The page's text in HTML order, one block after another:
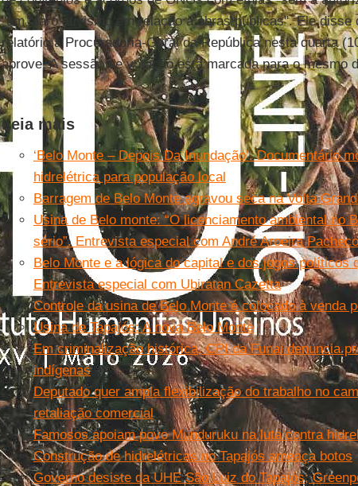
"um claro ativismo em relação a obras públicas". Ele disse
relatório à Procuradoria-Geral da República nesta quarta
aprove. A sessão de votação está marcada para o mesmo
Leia mais
‘Belo Monte – Depois Da Inundação’. Documentário
hidrelétrica para população local
Barragem de Belo Monte agravou seca na Volta
Usina de Belo monte: “O licenciamento ambiental no
sério”. Entrevista especial com André Aroeira Pacheco
Belo Monte e a lógica do capital e dos jogos políticos
Entrevista especial com Ubiratan Cazetta
Controle da usina de Belo Monte é colocado à venda
Usina de Tapajós: A nova Belo Monte
Em criminalização histórica, CPI da Funai denuncia
indígenas
Deputado quer ampla flexibilização do trabalho no
retaliação comercial
Famosos apoiam povo Munduruku na luta contra
Construção de hidrelétricas no Tapajós ameaça botos
Governo desiste da UHE São Luiz do Tapajós;